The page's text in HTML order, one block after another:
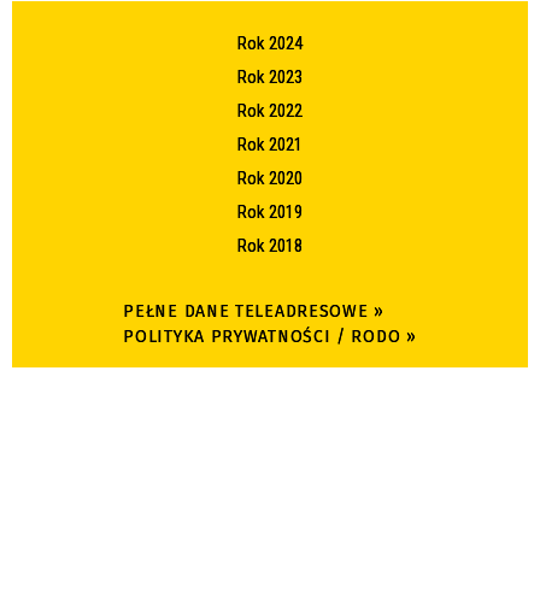
Rok 2024
Rok 2023
Rok 2022
Rok 2021
Rok 2020
Rok 2019
Rok 2018
PEŁNE DANE TELEADRESOWE »
POLITYKA PRYWATNOŚCI / RODO »